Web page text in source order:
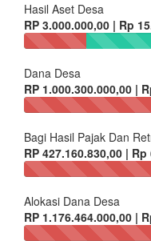
Hasil Aset Desa
RP 3.000.000,00 | Rp
Dana Desa
RP 1.000.300.000,00 |
Bagi Hasil Pajak Dan
RP 427.160.830,00 |
Alokasi Dana Desa
RP 1.176.464.000,00 |